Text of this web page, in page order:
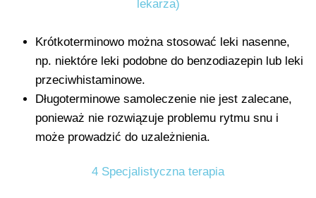
lekarza)
Krótkoterminowo można stosować leki nasenne,
np. niektóre leki podobne do benzodiazepin lub leki
przeciwhistaminowe.
Długoterminowe samoleczenie nie jest zalecane,
ponieważ nie rozwiązuje problemu rytmu snu i
może prowadzić do uzależnienia.
4 Specjalistyczna terapia